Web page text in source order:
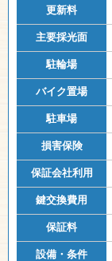
更新料
主要採光面
駐輪場
バイク置場
駐車場
損害保険
保証会社利用
鍵交換費用
保証料
設備・条件